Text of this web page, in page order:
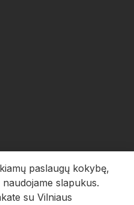
paslaugų kokybę,
slapukus.
su Vilniaus